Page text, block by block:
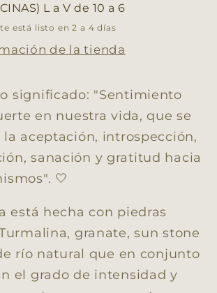
L a V de 10 a 6
está listo en 2 a 4 días
de la tienda
significado: "Sentimiento
en nuestra vida, que se
la aceptación, introspección,
sanación y gratitud hacia
🤍
está hecha con piedras
granate, sun stone
río natural que en conjunto
el grado de intensidad y